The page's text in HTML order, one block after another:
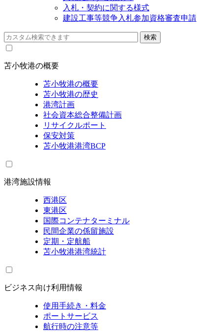
入札・契約に関する様式
建設工事等競争入札参加資格審査申請
苫小牧港の概要
苫小牧港の概要
苫小牧港の歴史
港湾計画
社会資本総合整備計画
リサイクルポート
保安対策
苫小牧港港湾BCP
港湾施設情報
西港区
東港区
国際コンテナターミナル
民間企業の係留施設
定期・定航船
苫小牧港港湾統計
ビジネス向け利用情報
使用手続き・料金
ポートサービス
航行時の注意等